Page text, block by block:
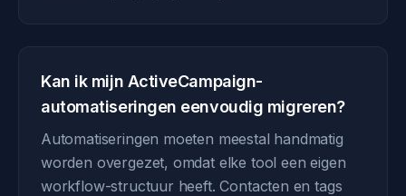
Kan ik mijn ActiveCampaign-
automatiseringen eenvoudig migreren?
Automatiseringen moeten meestal handmatig
worden overgezet, omdat elke tool een eigen
workflow-structuur heeft. Contacten en tags